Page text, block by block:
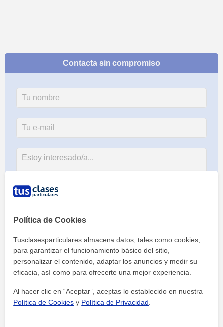
Contacta sin compromiso
Política de Cookies
Tusclasesparticulares almacena datos, tales como cookies,
para garantizar el funcionamiento básico del sitio,
personalizar el contenido, adaptar los anuncios y medir su
eficacia, así como para ofrecerte una mejor experiencia.
Al hacer clic en “Aceptar”, aceptas lo establecido en nuestra
Política de Cookies y Política de Privacidad